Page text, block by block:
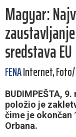
Magyar:
sredstava EU
FENAInternet, Foto/
BUDIMPEŠTA,
položio je
čime je
Orbana.